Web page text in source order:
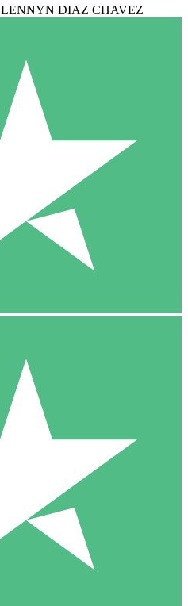
LENNYN DIAZ CHAVEZ